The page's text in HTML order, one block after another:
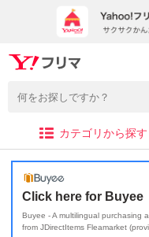
カテゴリから探す
Click here for Buyee
Buyee - A multilingual purchasing
from JDirectItems Fleamarket